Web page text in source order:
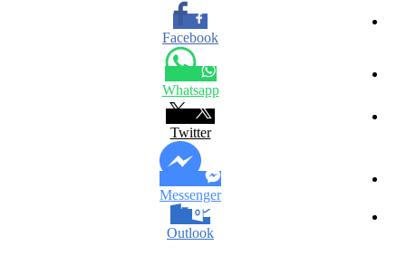
Facebook
Whatsapp
Twitter
Messenger
Outlook